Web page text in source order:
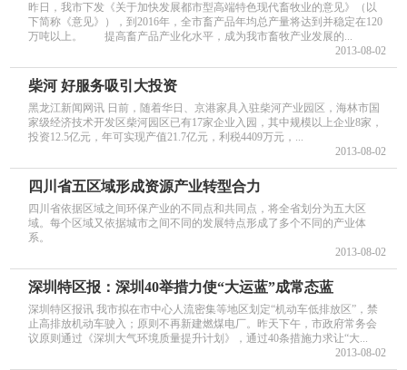
昨日，我市下发《关于加快发展都市型高端特色现代畜牧业的意见》（以
下简称《意见》），到2016年，全市畜产品年均总产量将达到并稳定在120
万吨以上。 提高畜产品产业化水平，成为我市畜牧产业发展的...
2013-08-02
柴河 好服务吸引大投资
黑龙江新闻网讯 日前，随着华日、京港家具入驻柴河产业园区，海林市国
家级经济技术开发区柴河园区已有17家企业入园，其中规模以上企业8家，
投资12.5亿元，年可实现产值21.7亿元，利税4409万元，...
2013-08-02
四川省五区域形成资源产业转型合力
四川省依据区域之间环保产业的不同点和共同点，将全省划分为五大区
域。每个区域又依据城市之间不同的发展特点形成了多个不同的产业体
系。
2013-08-02
深圳特区报：深圳40举措力使“大运蓝”成常态蓝
深圳特区报讯 我市拟在市中心人流密集等地区划定“机动车低排放区”，禁
止高排放机动车驶入；原则不再新建燃煤电厂。昨天下午，市政府常务会
议原则通过《深圳大气环境质量提升计划》，通过40条措施力求让“大...
2013-08-02